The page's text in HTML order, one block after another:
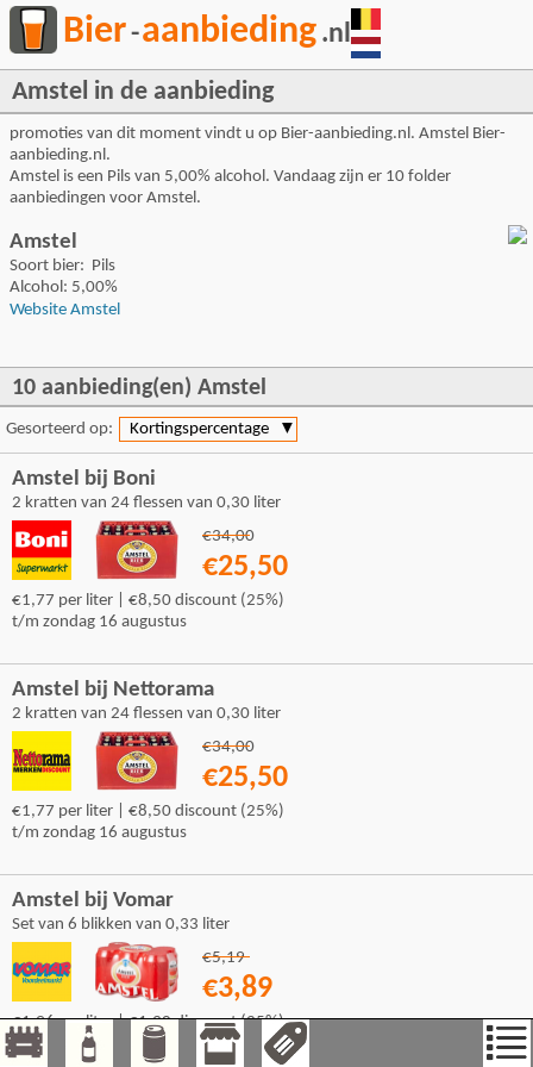
Bier-aanbieding .nl
Amstel in de aanbieding
promoties van dit moment vindt u op Bier-aanbieding.nl. Amstel Bier-
aanbieding.nl.
Amstel is een Pils van 5,00% alcohol. Vandaag zijn er 10 folder
aanbiedingen voor Amstel.
Amstel
Soort bier: Pils
Alcohol: 5,00%
Website Amstel
10 aanbieding(en) Amstel
Gesorteerd op: Kortingspercentage ▼
Amstel bij Boni
2 kratten van 24 flessen van 0,30 liter
€34,00
€25,50
€1,77 per liter | €8,50 discount (25%)
t/m zondag 16 augustus
Amstel bij Nettorama
2 kratten van 24 flessen van 0,30 liter
€34,00
€25,50
€1,77 per liter | €8,50 discount (25%)
t/m zondag 16 augustus
Amstel bij Vomar
Set van 6 blikken van 0,33 liter
€5,19
€3,89
€1,96 per liter | €1,30 discount (25%)
t/m zaterdag 8 augustus